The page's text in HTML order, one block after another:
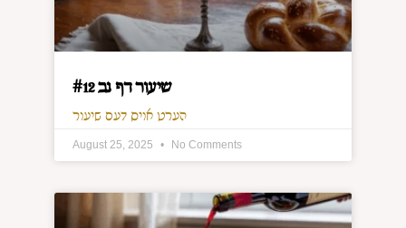
שיעור דף נב #12
הערט אויס דעם שיעור
August 25, 2025 No Comments